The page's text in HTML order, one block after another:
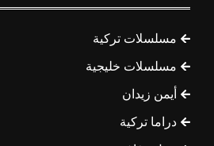
مسلسلات تركية
مسلسلات خليجية
أيمن زيدان
دراما تركية